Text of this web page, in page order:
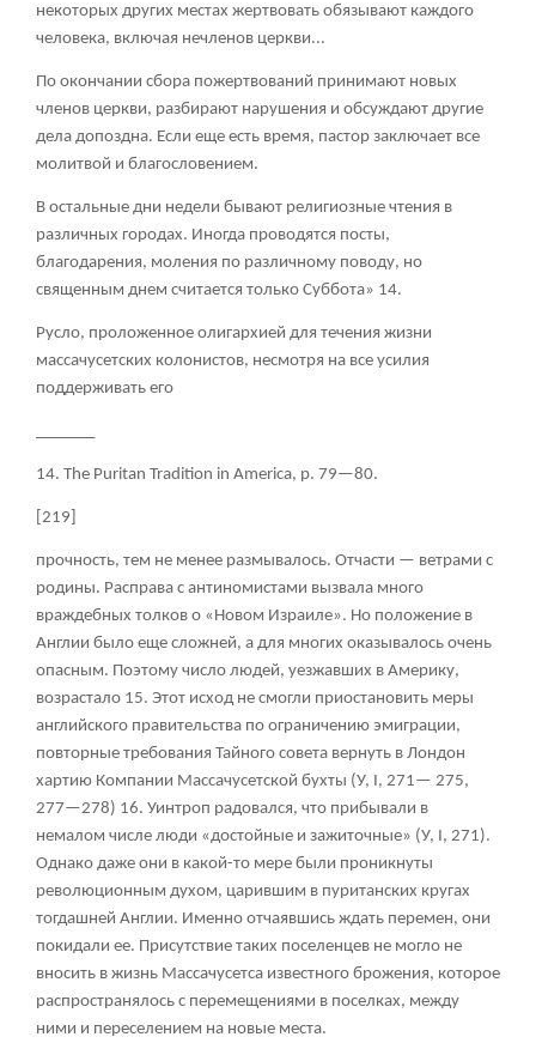
некоторых других местах жертвовать обязывают каждого
человека, включая нечленов церкви...
По окончании сбора пожертвований принимают новых
членов церкви, разбирают нарушения и обсуждают другие
дела допоздна. Если еще есть время, пастор заключает все
молитвой и благословением.
В остальные дни недели бывают религиозные чтения в
различных городах. Иногда проводятся посты,
благодарения, моления по различному поводу, но
священным днем считается только Суббота» 14.
Русло, проложенное олигархией для течения жизни
массачусетских колонистов, несмотря на все усилия
поддерживать его
14. The Puritan Tradition in America, p. 79—80.
[219]
прочность, тем не менее размывалось. Отчасти — ветрами с
родины. Расправа с антиномистами вызвала много
враждебных толков о «Новом Израиле». Но положение в
Англии было еще сложней, а для многих оказывалось очень
опасным. Поэтому число людей, уезжавших в Америку,
возрастало 15. Этот исход не смогли приостановить меры
английского правительства по ограничению эмиграции,
повторные требования Тайного совета вернуть в Лондон
хартию Компании Массачусетской бухты (У, I, 271— 275,
277—278) 16. Уинтроп радовался, что прибывали в
немалом числе люди «достойные и зажиточные» (У, I, 271).
Однако даже они в какой-то мере были проникнуты
революционным духом, царившим в пуританских кругах
тогдашней Англии. Именно отчаявшись ждать перемен, они
покидали ее. Присутствие таких поселенцев не могло не
вносить в жизнь Массачусетса известного брожения, которое
распространялось с перемещениями в поселках, между
ними и переселением на новые места.